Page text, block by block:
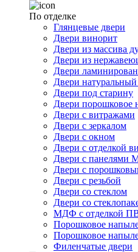
По отделке
Глянцевые двери
Двери винорит
Двери из массива
Двери из
Двери
Двери
Двери под старину
Двери
Двери с витражами
Двери с зеркалом
Двери с окном
Двери с отделкой
Двери с панелями
Двери с
Двери с резьбой
Двери со стеклом
Двери со
МДФ с отделкой
Порошковое
Порошковое
Филенчатые двери